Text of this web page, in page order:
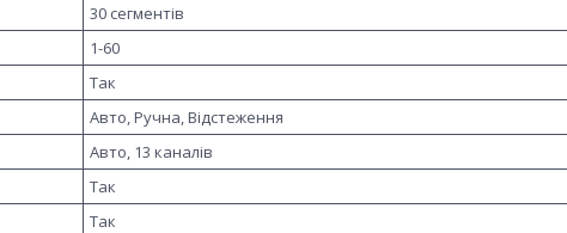
30 сегментів
1-60
Так
Авто, Ручна, Відстеження
Авто, 13 каналів
Так
Так